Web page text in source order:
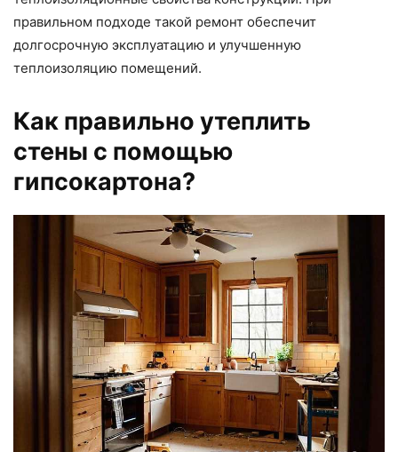
правильном подходе такой ремонт обеспечит
долгосрочную эксплуатацию и улучшенную
теплоизоляцию помещений.
Как правильно утеплить
стены с помощью
гипсокартона?